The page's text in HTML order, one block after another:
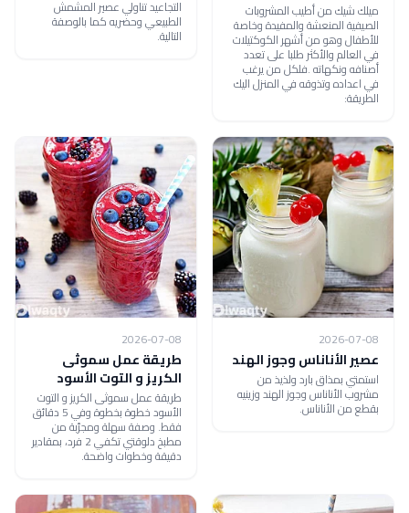
ميلك شيك من أطيب المشروبات
الصيفية المنعشة والمفيدة وخاصة
للأطفال وهو من أشهر الكوكتيلات
في العالم والأكثر طلبا على تعدد
أصنافه ونكهاته .فلكل من يرغب
في اعداده وتذوقه في المنزل اليك
الطريقة:
التجاعيد تناولي عصير المشمش
الطبيعي وحضريه كما بالوصفة
التالية.
2026-07-08
عصير الأناناس وجوز الهند
استمتي بمذاق بارد ولذيذ من
مشروب الأناناس وجوز الهند وزينيه
بقطع من الأناناس.
2026-07-08
طريقة عمل سموثى
الكريز و التوت الأسود
طريقة عمل سموثى الكريز و التوت
الأسود خطوة بخطوة وفي 5 دقائق
فقط. وصفة سهلة ومجرّبة من
مطبخ دلوقتي تكفي 2 فرد، بمقادير
دقيقة وخطوات واضحة.